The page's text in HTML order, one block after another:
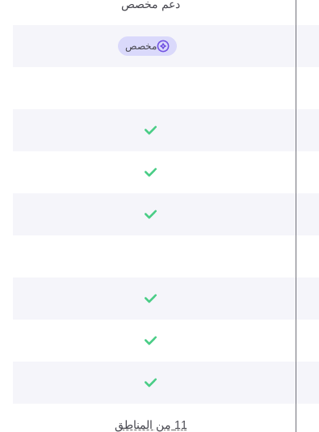
دعم مخصص
مخصص
11 من المناطق